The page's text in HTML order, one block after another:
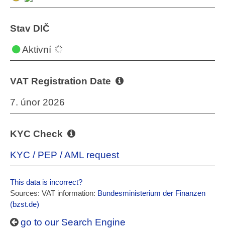
Stav DIČ
Aktivní
VAT Registration Date
7. únor 2026
KYC Check
KYC / PEP / AML request
This data is incorrect?
Sources: VAT information: Bundesministerium der Finanzen
(bzst.de)
go to our Search Engine